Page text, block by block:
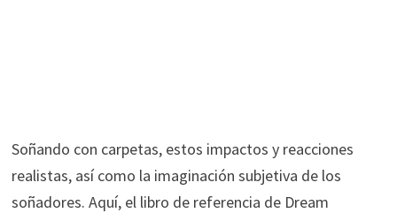
Soñando con carpetas, estos impactos y reacciones
realistas, así como la imaginación subjetiva de los
soñadores. Aquí, el libro de referencia de Dream